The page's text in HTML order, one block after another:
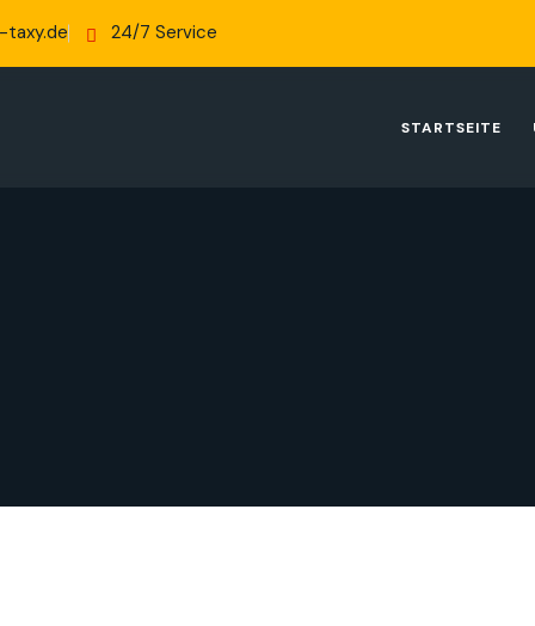
taxy.de 24/7 Service
STARTSEITE